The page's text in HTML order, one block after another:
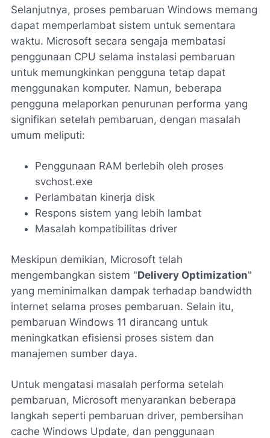
Selanjutnya, proses pembaruan Windows memang
dapat memperlambat sistem untuk sementara
waktu. Microsoft secara sengaja membatasi
penggunaan CPU selama instalasi pembaruan
untuk memungkinkan pengguna tetap dapat
menggunakan komputer. Namun, beberapa
pengguna melaporkan penurunan performa yang
signifikan setelah pembaruan, dengan masalah
umum meliputi:
Penggunaan RAM berlebih oleh proses
svchost.exe
Perlambatan kinerja disk
Respons sistem yang lebih lambat
Masalah kompatibilitas driver
Meskipun demikian, Microsoft telah
mengembangkan sistem "Delivery Optimization"
yang meminimalkan dampak terhadap bandwidth
internet selama proses pembaruan. Selain itu,
pembaruan Windows 11 dirancang untuk
meningkatkan efisiensi proses sistem dan
manajemen sumber daya.
Untuk mengatasi masalah performa setelah
pembaruan, Microsoft menyarankan beberapa
langkah seperti pembaruan driver, pembersihan
cache Windows Update, dan penggunaan